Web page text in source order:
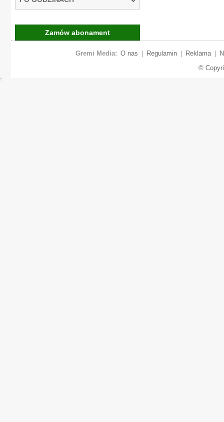
Zamów abonament
Gremi Media: O nas Regulamin Reklama
©